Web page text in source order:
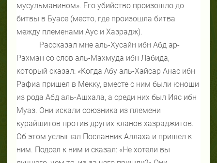
мусульманином». Его убийство произошло до
битвы в Буасе (место, где произошла битва
между племенами Аус и Хазрадж).
Рассказал мне аль-Хусайн ибн Абд ар-
Рахман со слов аль-Махмуда ибн Лабида,
который сказал: «Когда Абу аль-Хайсар Анас ибн
Рафиа пришел в Мекку, вместе с ним были юноши
из рода Абд аль-Ашхала, а среди них был Ияс ибн
Муаз. Они искали союзника из племени
курайшитов против других кланов хазраджитов.
Об этом услышал Посланник Аллаха и пришел к
ним. Подсел к ним и сказал: «Не хотели вы